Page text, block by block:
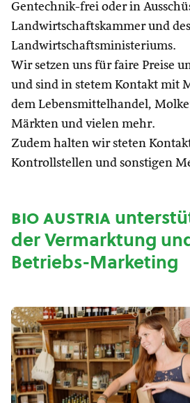
Gentechnik-frei oder in
Landwirtschaftskammer und des
Landwirtschaftsministeriums.
Wir setzen uns für faire Preise
und sind in stetem Kontakt mit
dem Lebensmittelhandel,
Märkten und vielen mehr.
Zudem halten wir steten
Kontrollstellen und sonstigen
bio austria
der Vermarktung
Betriebs-Marketing